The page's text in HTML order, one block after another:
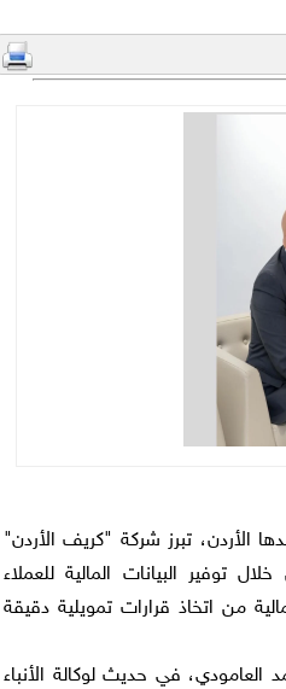
الأردن، تبرز شركة "كريف الأردن"
البيانات المالية للعملاء
من اتخاذ قرارات تمويلية دقيقة
العامودي، في حديث لوكالة الأنباء